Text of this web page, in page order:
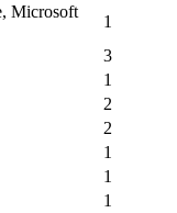
Microsoft
1
3
1
2
2
1
1
1